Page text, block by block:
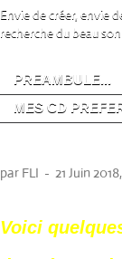
Envie de créer, envie
recherche du beau
PREAMBULE...
MES CD
par FLI - 21 Juin
Voici